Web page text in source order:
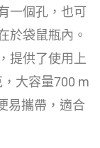
一個孔，也可
於袋鼠瓶內。
提供了使用上
大容量700 m
易攜帶，適合